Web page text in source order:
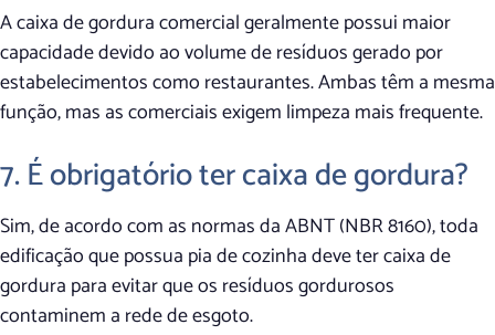
A caixa de gordura comercial geralmente possui maior
capacidade devido ao volume de resíduos gerado por
estabelecimentos como restaurantes. Ambas têm a mesma
função, mas as comerciais exigem limpeza mais frequente.
7. É obrigatório ter caixa de gordura?
Sim, de acordo com as normas da ABNT (NBR 8160), toda
edificação que possua pia de cozinha deve ter caixa de
gordura para evitar que os resíduos gordurosos
contaminem a rede de esgoto.